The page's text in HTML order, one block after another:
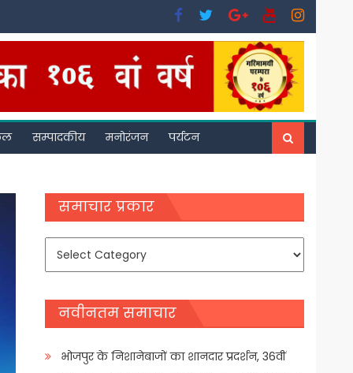
सम्पादकीय मनोरंजन पर्यटन
समाचार प्रकार
समाचार
नवीनतम समाचार
भोजपुर के निशानेबाजों का शानदार प्रदर्शन, 36वीं